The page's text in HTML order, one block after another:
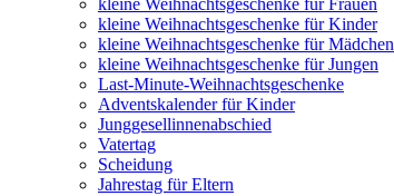
kleine Weihnachtsgeschenke für Frauen
kleine Weihnachtsgeschenke für Kinder
kleine Weihnachtsgeschenke für Mädchen
kleine Weihnachtsgeschenke für Jungen
Last-Minute-Weihnachtsgeschenke
Adventskalender für Kinder
Junggesellinnenabschied
Vatertag
Scheidung
Jahrestag für Eltern